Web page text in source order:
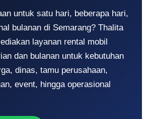
untuk satu hari, beberapa hari,
bulanan di Semarang? Thalita
layanan rental mobil
dan bulanan untuk kebutuhan
dinas, tamu perusahaan,
event, hingga operasional